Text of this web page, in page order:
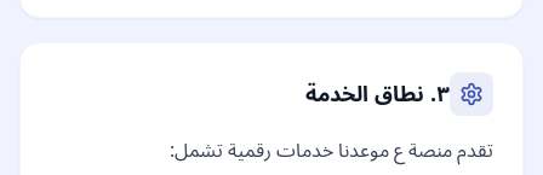
٣. نطاق الخدمة
تقدم منصة ع موعدنا خدمات رقمية تشمل: